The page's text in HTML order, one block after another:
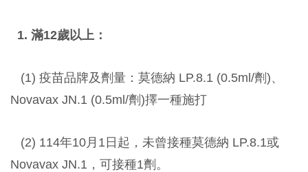
1. 滿12歲以上：
(1) 疫苗品牌及劑量：莫德納 LP.8.1 (0.5ml/劑)、
Novavax JN.1 (0.5ml/劑)擇一種施打
(2) 114年10月1日起，未曾接種莫德納 LP.8.1或
Novavax JN.1，可接種1劑。